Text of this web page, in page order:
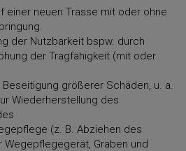
einer neuen Trasse mit oder ohne
der Nutzbarkeit bspw. durch
der Tragfähigkeit (mit oder
größerer Schäden, u. a.
Wiederherstellung des
(z. B. Abziehen des
Graben und